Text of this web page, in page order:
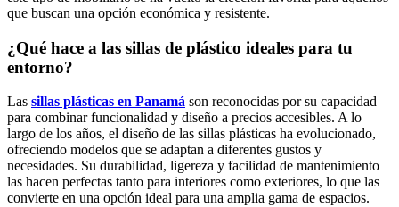
que buscan una opción económica y resistente.
¿Qué hace a las sillas de plástico ideales para tu
entorno?
Las sillas plásticas en Panamá son reconocidas por su capacidad
para combinar funcionalidad y diseño a precios accesibles. A lo
largo de los años, el diseño de las sillas plásticas ha evolucionado,
ofreciendo modelos que se adaptan a diferentes gustos y
necesidades. Su durabilidad, ligereza y facilidad de mantenimiento
las hacen perfectas tanto para interiores como exteriores, lo que las
convierte en una opción ideal para una amplia gama de espacios.